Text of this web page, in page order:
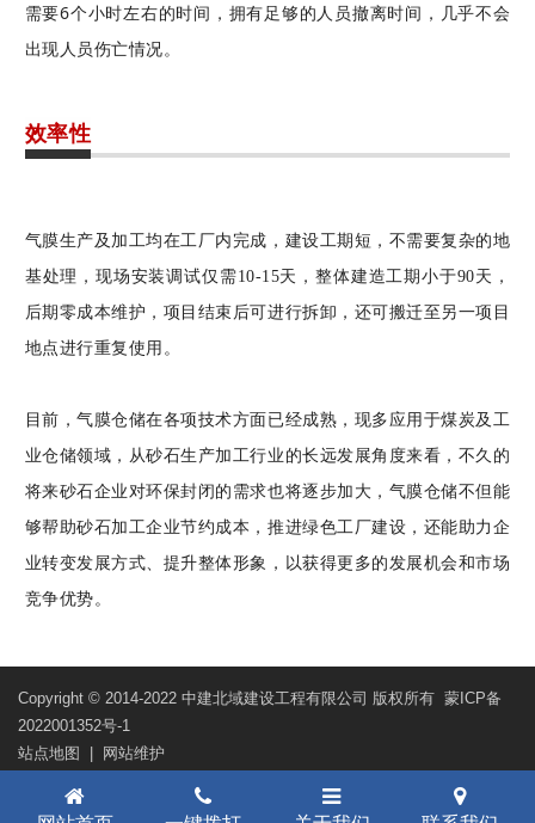
需要6个小时左右的时间，拥有足够的人员撤离时间，几乎不会
出现人员伤亡情况。
效率性
气膜生产及加工均在工厂内完成，建设工期短，不需要复杂的地
基处理，现场安装调试仅需10-15天，整体建造工期小于90天，
后期零成本维护，项目结束后可进行拆卸，还可搬迁至另一项目
地点进行重复使用。
目前，气膜仓储在各项技术方面已经成熟，现多应用于煤炭及工
业仓储领域，从砂石生产加工行业的长远发展角度来看，不久的
将来砂石企业对环保封闭的需求也将逐步加大，气膜仓储不但能
够帮助砂石加工企业节约成本，推进绿色工厂建设，还能助力企
业转变发展方式、提升整体形象，以获得更多的发展机会和市场
竞争优势。
Copyright © 2014-2022 中建北域建设工程有限公司 版权所有 蒙ICP备
2022001352号-1
站点地图
网站维护